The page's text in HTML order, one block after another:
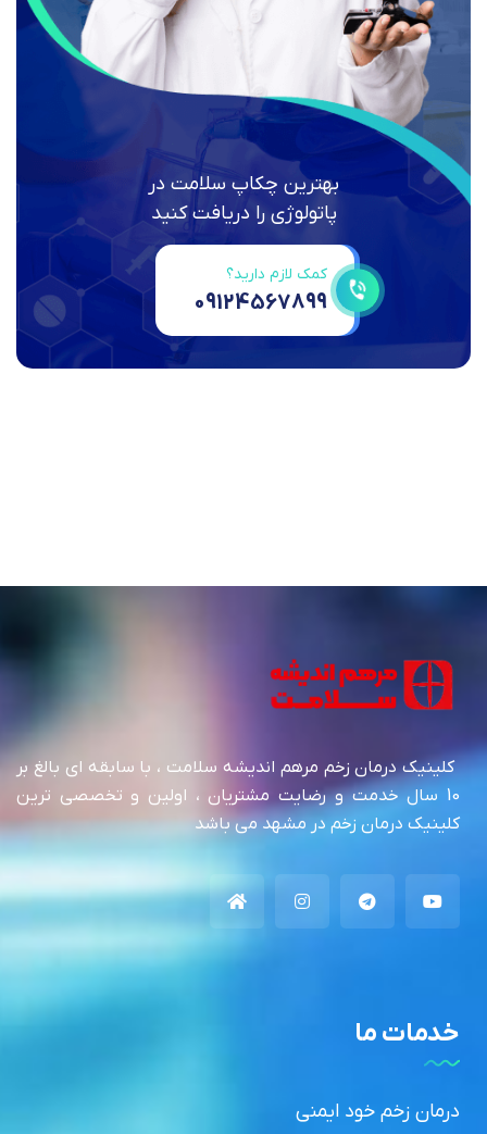
بهترین چکاپ سلامت در
پاتولوژی را دریافت کنید
کمک لازم دارید؟
09124567899
کلینیک درمان زخم مرهم اندیشه سلامت ، با سابقه ای بالغ بر
10 سال خدمت و رضایت مشتریان ، اولین و تخصصی ترین
کلینیک درمان زخم در مشهد می باشد
خدمات ما
درمان زخم خود ایمنی